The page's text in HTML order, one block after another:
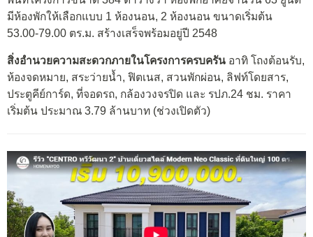
มีห้องพักให้เลือกแบบ 1 ห้องนอน, 2 ห้องนอน ขนาดเริ่มต้น
53.00-79.00 ตร.ม. สร้างเสร็จพร้อมอยู่ปี 2548
สิ่งอำนวยความสะดวกภายในโครงการครบครัน อาทิ โถงต้อนรับ,
ห้องจดหมาย, สระว่ายน้ำ, ฟิตเนส, สวนพักผ่อน, ลิฟท์โดยสาร,
ประตูคีย์การ์ด, ที่จอดรถ, กล้องวงจรปิด และ รปภ.24 ชม. ราคา
เริ่มต้น ประมาณ 3.79 ล้านบาท (ช่วงเปิดตัว)